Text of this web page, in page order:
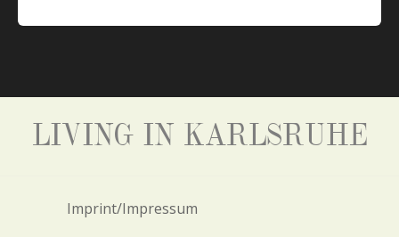
LIVING IN KARLSRUHE
Imprint/Impressum